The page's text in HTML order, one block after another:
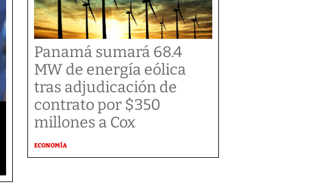
Panamá sumará 68.4
MW de energía eólica
tras adjudicación de
contrato por $350
millones a Cox
ECONOMÍA